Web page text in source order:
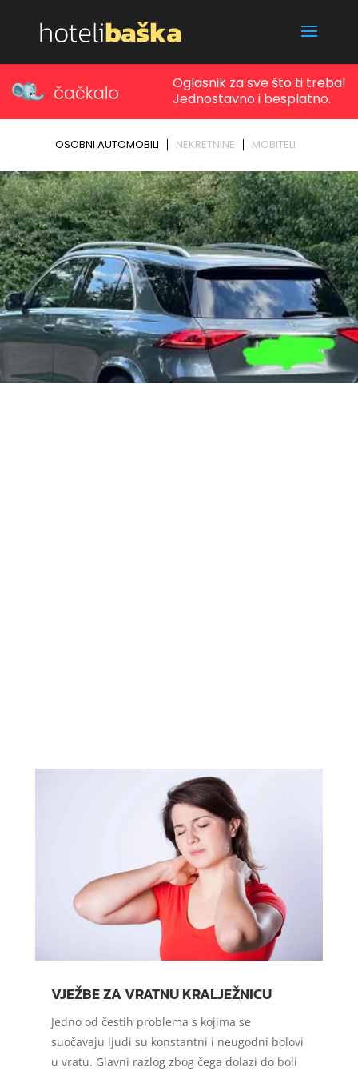
VJEŽBE ZA VRATNU KRALJEŽNICU
Jedno od čestih problema s kojima se
suočavaju ljudi su konstantni i neugodni bolovi
u vratu. Glavni razlog zbog čega dolazi do boli